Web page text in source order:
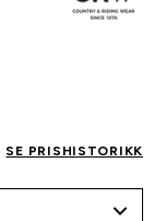
SE PRISHISTORIKK